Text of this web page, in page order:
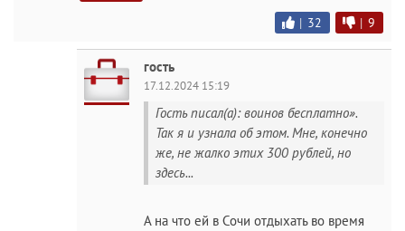
| 32 | 9
гость
17.12.2024 15:19
Гость писал(а): воинов бесплатно».
Так я и узнала об этом. Мне, конечно
же, не жалко этих 300 рублей, но
здесь...
А на что ей в Сочи отдыхать во время